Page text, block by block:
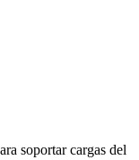
soportar cargas del